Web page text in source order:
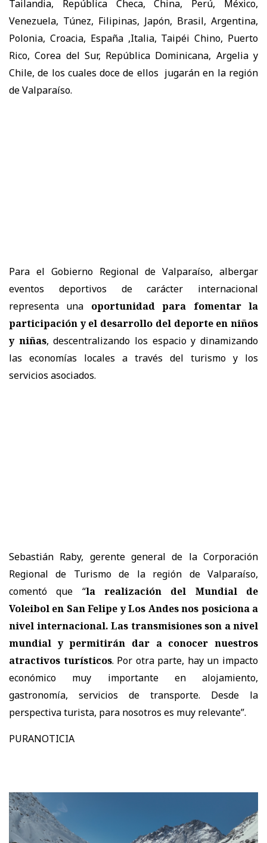
Tailandia, República Checa, China, Perú, México,
Venezuela, Túnez, Filipinas, Japón, Brasil, Argentina,
Polonia, Croacia, España ,Italia, Taipéi Chino, Puerto
Rico, Corea del Sur, República Dominicana, Argelia y
Chile, de los cuales doce de ellos jugarán en la región
de Valparaíso.
Para el Gobierno Regional de Valparaíso, albergar
eventos deportivos de carácter internacional
representa una
oportunidad para fomentar la
participación y el desarrollo del deporte en niños
y niñas, descentralizando los espacio y dinamizando
las economías locales a través del turismo y los
servicios asociados.
Sebastián Raby, gerente general de la Corporación
Regional de Turismo de la región de Valparaíso,
comentó que “la realización del Mundial de
Voleibol en San Felipe y Los Andes nos posiciona a
nivel internacional. Las transmisiones son a nivel
mundial y permitirán dar a conocer nuestros
atractivos turísticos. Por otra parte, hay un impacto
económico muy importante en alojamiento,
gastronomía, servicios de transporte. Desde la
perspectiva turista, para nosotros es muy relevante”.
PURANOTICIA